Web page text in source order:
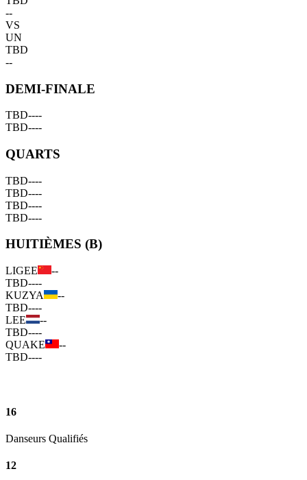
--
VS
UN
TBD
--
DEMI-FINALE
TBD----
TBD----
QUARTS
TBD----
TBD----
TBD----
TBD----
HUITIÈMES (B)
LIGEE
--
TBD----
KUZYA
--
TBD----
LEE
--
TBD----
QUAKE
--
TBD----
16
Danseurs Qualifiés
12